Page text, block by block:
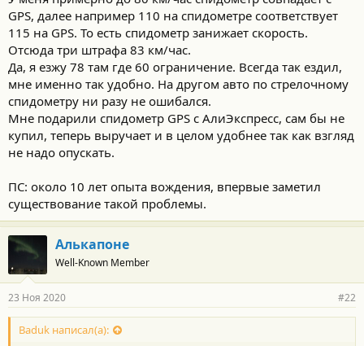
с
т
и
GPS, далее например 110 на спидометре соответствует
115 на GPS. То есть спидометр занижает скорость.
Отсюда три штрафа 83 км/час.
Да, я езжу 78 там где 60 ограничение. Всегда так ездил,
мне именно так удобно. На другом авто по стрелочному
спидометру ни разу не ошибался.
Мне подарили спидометр GPS с АлиЭкспресс, сам бы не
купил, теперь выручает и в целом удобнее так как взгляд
не надо опускать.
ПС: около 10 лет опыта вождения, впервые заметил
существование такой проблемы.
Алькапоне
Well-Known Member
23 Ноя 2020 #22
Baduk написал(а):